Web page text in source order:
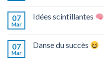
07
Mar
Idées scintillantes
07
Mar
Danse du succès